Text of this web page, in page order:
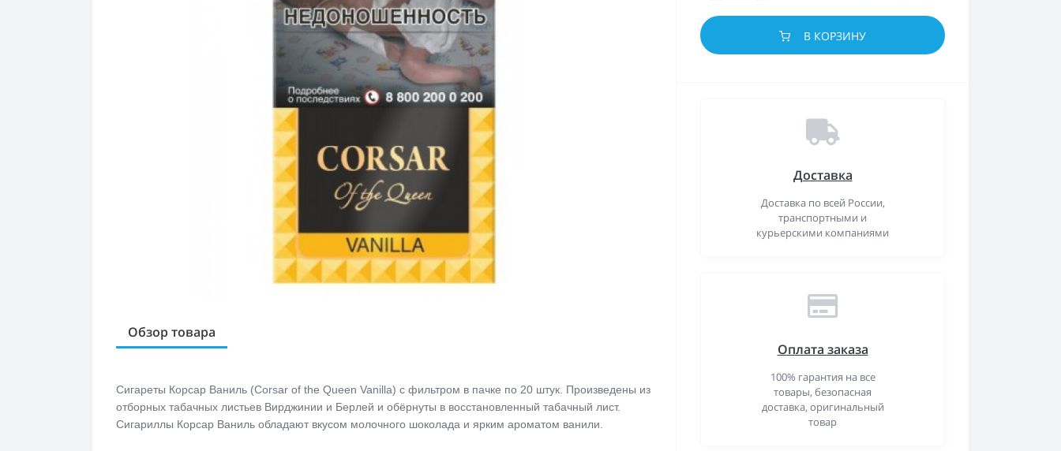
Обзор товара
Сигареты Корсар Ваниль (Corsar of the Queen Vanilla) с фильтром в пачке по 20 штук. Произведены из
отборных табачных листьев Вирджинии и Берлей и обёрнуты в восстановленный табачный лист.
Сигариллы Корсар Ваниль обладают вкусом молочного шоколада и ярким ароматом ванили.
В КОРЗИНУ
Доставка
Доставка по всей России,
транспортными и
курьерскими компаниями
Оплата заказа
100% гарантия на все
товары, безопасная
доставка, оригинальный
товар